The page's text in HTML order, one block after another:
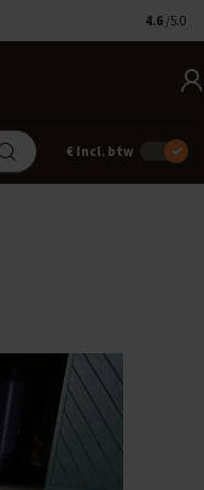
4.6 /5.0
€ Incl. btw